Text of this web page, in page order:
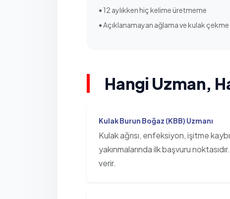
• 12 aylıkken hiç kelime üretmeme
• Açıklanamayan ağlama ve kulak çekme
Hangi Uzman,
Kulak Burun Boğaz (KBB) Uzmanı
Kulak ağrısı, enfeksiyon, işitme
yakınmalarında ilk başvuru
verir.